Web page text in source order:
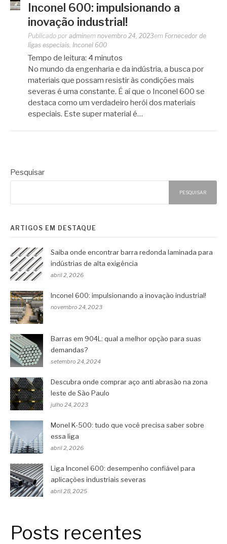
Inconel 600: impulsionando a
inovação industrial!
Publicado por adminem novembro 24, 2023em Fornecedor de
ligas especiais Inconel 600
Tempo de leitura: 4 minutos
No mundo da engenharia e da indústria, a busca por
materiais que possam resistir às condições mais
severas é uma constante. É aí que o Inconel 600 se
destaca como um verdadeiro herói dos materiais
especiais. Este super material é…
Pesquisar
PESQUISAR
ARTIGOS EM DESTAQUE
Saiba onde encontrar barra redonda laminada para
indústrias de alta exigência
abril 2, 2026
Inconel 600: impulsionando a inovação industrial!
novembro 24, 2023
Barras em 904L: qual a melhor opção para suas
demandas?
setembro 24, 2024
Descubra onde comprar aço anti abrasão na zona
leste de São Paulo
julho 24, 2023
Monel K-500: tudo que você precisa saber sobre
essa liga
abril 2, 2026
Liga Inconel 600: desempenho confiável para
aplicações industriais severas
abril 28, 2025
Posts recentes